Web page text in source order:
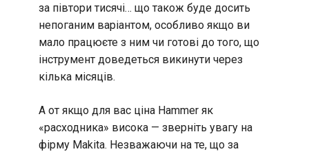
за півтори тисячі… що також буде досить
непоганим варіантом, особливо якщо ви
мало працюєте з ним чи готові до того, що
інструмент доведеться викинути через
кілька місяців.
А от якщо для вас ціна Hammer як
«расходника» висока — зверніть увагу на
фірму Makita. Незважаючи на те, що за